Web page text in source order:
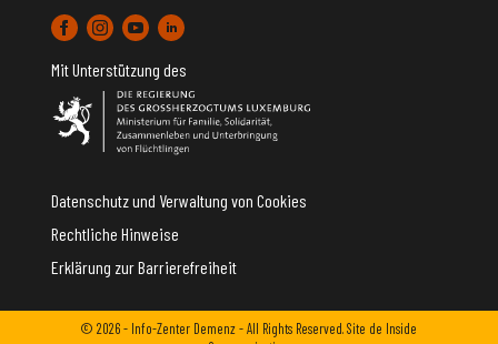
Mit Unterstützung des
Datenschutz und Verwaltung von Cookies
Rechtliche Hinweise
Erklärung zur Barrierefreiheit
© 2026 - Info-Zenter Demenz - All Rights Reserved. Site de Inside